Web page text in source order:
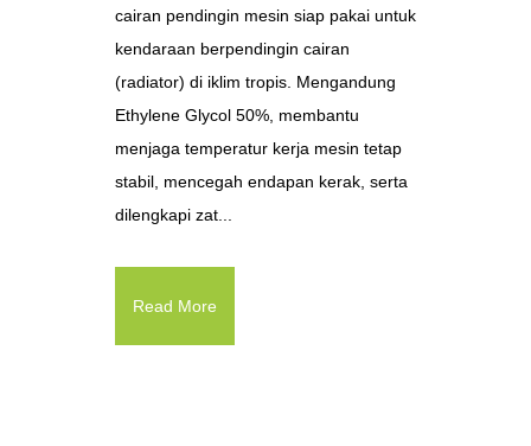
cairan pendingin mesin siap pakai untuk
kendaraan berpendingin cairan
(radiator) di iklim tropis. Mengandung
Ethylene Glycol 50%, membantu
menjaga temperatur kerja mesin tetap
stabil, mencegah endapan kerak, serta
dilengkapi zat...
Read More